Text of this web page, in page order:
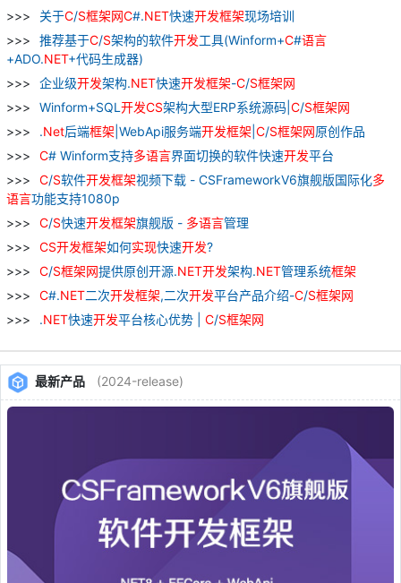
关于C/S框架网C#.NET快速开发框架现场培训
推荐基于C/S架构的软件开发工具(Winform+C#语言
+ADO.NET+代码生成器)
企业级开发架构.NET快速开发框架-C/S框架网
Winform+SQL 开发CS架构大型ERP系统源码| C/S框架网
.Net后端框架 |WebApi服务端开发框架 C/S框架网原创作品
C# Winform支持多语言界面切换的软件快速开发平台
C/S软件开发框架视频下载 - CSFrameworkV6旗舰版国际化多
语言功能支持1080p
C/S快速开发框架旗舰版 - 多语言管理
CS开发框架如何实现快速开发?
C/S框架网提供原创开源.NET开发架构.NET管理系统框架
C#.NET二次开发框架,二次开发平台产品介绍-C/S框架网
.NET快速开发平台核心优势 | C/S框架网
最新产品 (2024-release)